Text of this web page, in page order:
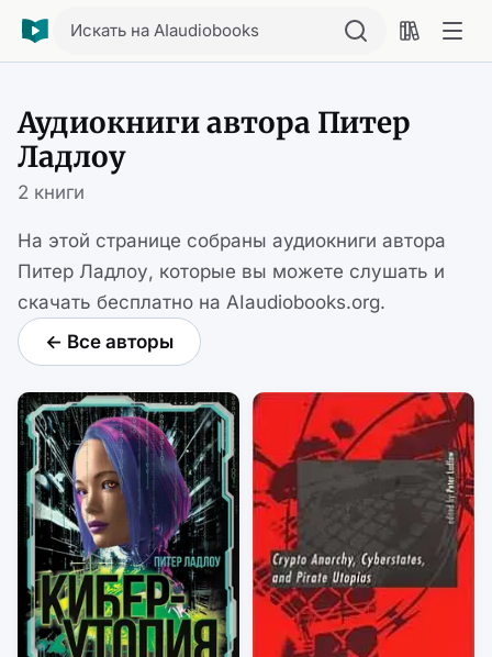
Искать на AIaudiobooks
Аудиокниги автора Питер
Ладлоу
2 книги
На этой странице собраны аудиокниги автора
Питер Ладлоу, которые вы можете слушать и
скачать бесплатно на AIaudiobooks.org.
← Все авторы